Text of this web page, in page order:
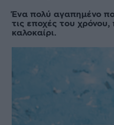
Ένα πολύ αγαπημένο
τις εποχές του
καλοκαίρι.